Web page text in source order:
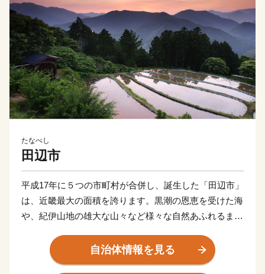
たなべし
田辺市
平成17年に５つの市町村が合併し、誕生した「田辺市」
は、近畿最大の面積を誇ります。黒潮の恩恵を受けた海
や、紀伊山地の雄大な山々など様々な自然あふれるまち
に登録されている熊野古道、里山の恩恵を活かした持続
可能な農業として世界農業遺産に認定されている「みな
自治体情報を見る